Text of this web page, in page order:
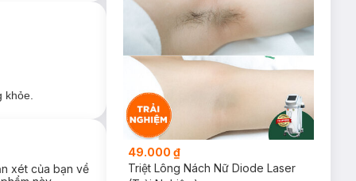
rộng và đều
xét của bạn về
49.000 ₫
Triệt Lông Nách Nữ Diode Laser